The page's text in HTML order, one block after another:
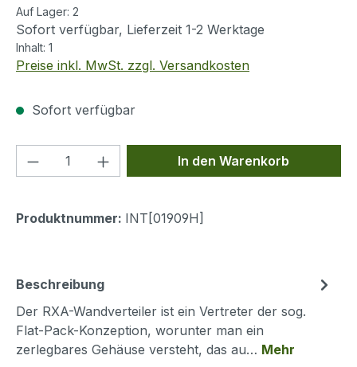
Auf Lager: 2
Sofort verfügbar, Lieferzeit 1-2 Werktage
Inhalt: 1
Preise inkl. MwSt. zzgl. Versandkosten
Sofort verfügbar
Produkt Anzahl: Gib denIn den Warenkorb
Produktnummer: INT[01909H]
Beschreibung
Der RXA-Wandverteiler ist ein Vertreter der sog.
Flat-Pack-Konzeption, worunter man ein
zerlegbares Gehäuse versteht, das au… Mehr